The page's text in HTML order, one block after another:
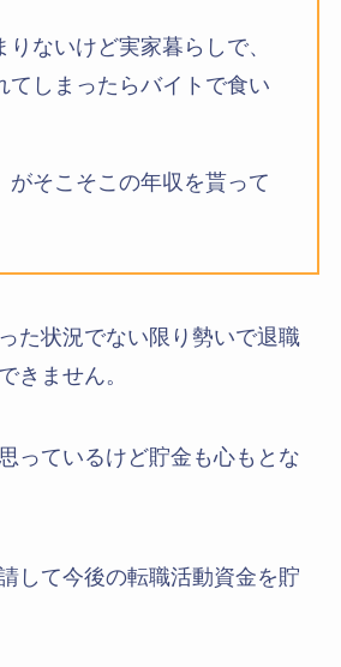
りないけど実家暮らしで、
てしまったらバイトで食い
がそこそこの年収を貰って
た状況でない限り勢いで退職
きません。
っているけど貯金も心もとな
して今後の転職活動資金を貯